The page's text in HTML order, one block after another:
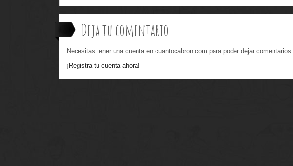
Deja tu comentario
Necesitas tener una cuenta en cuantocabron.com para poder dejar comentarios.
¡Registra tu cuenta ahora!